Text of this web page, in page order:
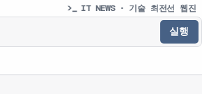
>_ IT NEWS · 기술 최전선 웹진
실행